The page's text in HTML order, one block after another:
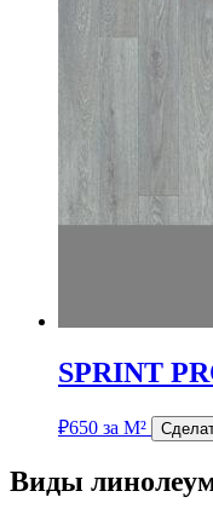
SPRINT
₽650 за М²
Виды